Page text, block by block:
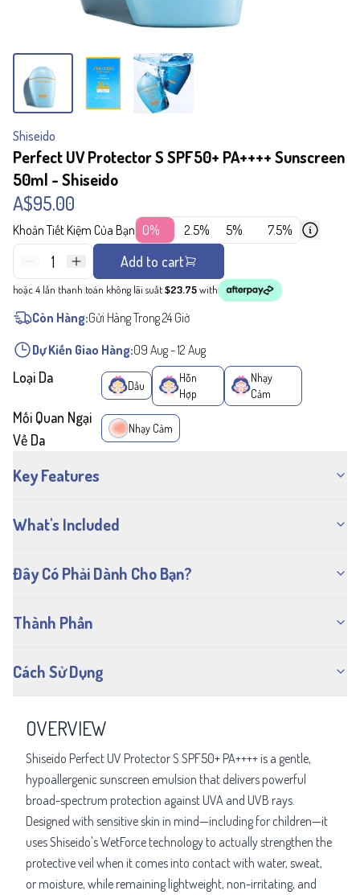
Shiseido
Perfect UV Protector S SPF50+ PA++++ Sunscreen
50ml - Shiseido
A$95.00
Khoản Tiết Kiệm Của Bạn 0% 2.5% 5% 7.5%
1 Add to cart
hoặc 4 lần thanh toán không lãi suất$23.75with
Còn Hàng:Gửi Hàng Trong 24 Giờ
Dự Kiến Giao Hàng:09 Aug-12 Aug
Loại Da Dầu
Hỗn
Hợp
Nhạy
Cảm
Mối Quan Ngại
Về Da
Nhạy Cảm
Key Features
What's Included
Đây Có Phải Dành Cho Bạn?
Thành Phần
Cách Sử Dụng
OVERVIEW
Shiseido Perfect UV Protector S SPF50+ PA++++ is a gentle,
hypoallergenic sunscreen emulsion that delivers powerful
broad-spectrum protection against UVA and UVB rays.
Designed with sensitive skin in mind—including for children—it
uses Shiseido's WetForce technology to actually strengthen the
protective veil when it comes into contact with water, sweat,
or moisture, while remaining lightweight, non-irritating, and